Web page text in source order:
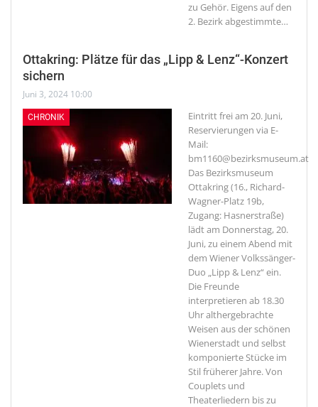
zu Gehör. Eigens auf den
2. Bezirk abgestimmte…
Ottakring: Plätze für das „Lipp & Lenz“-Konzert
sichern
Juni 3, 2024 10:00
CHRONIK
Eintritt frei am 20. Juni,
Reservierungen via E-
Mail:
bm1160@bezirksmuseum.at
Das Bezirksmuseum
Ottakring (16., Richard-
Wagner-Platz 19b,
Zugang: Hasnerstraße)
lädt am Donnerstag, 20.
Juni, zu einem Abend mit
dem Wiener Volkssänger-
Duo „Lipp & Lenz“ ein.
Die Freunde
interpretieren ab 18.30
Uhr althergebrachte
Weisen aus der schönen
Wienerstadt und selbst
komponierte Stücke im
Stil früherer Jahre. Von
Couplets und
Theaterliedern bis zu